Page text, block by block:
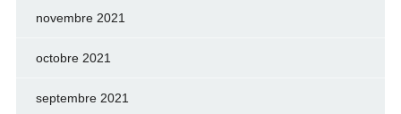
novembre 2021
octobre 2021
septembre 2021